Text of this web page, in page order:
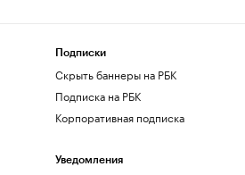
Подписки
Скрыть баннеры на РБК
Подписка на РБК
Корпоративная подписка
Уведомления